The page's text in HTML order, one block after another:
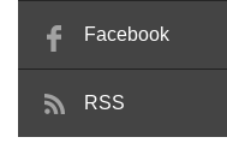
Facebook
RSS